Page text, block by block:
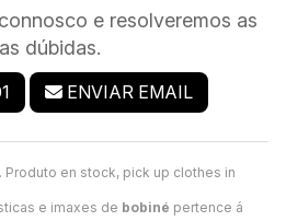
. Produto en stock, pick up clothes in
e imaxes de bobiné pertence á
e resolveremos as
dúbidas.
ENVIAR EMAIL